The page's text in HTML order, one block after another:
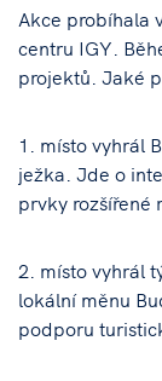
Akce probíhala
centru IGY.
projektů. Jaké
1. místo vyhrál
ježka. Jde o
prvky rozšířené
2. místo vyhrál
lokální měnu
podporu